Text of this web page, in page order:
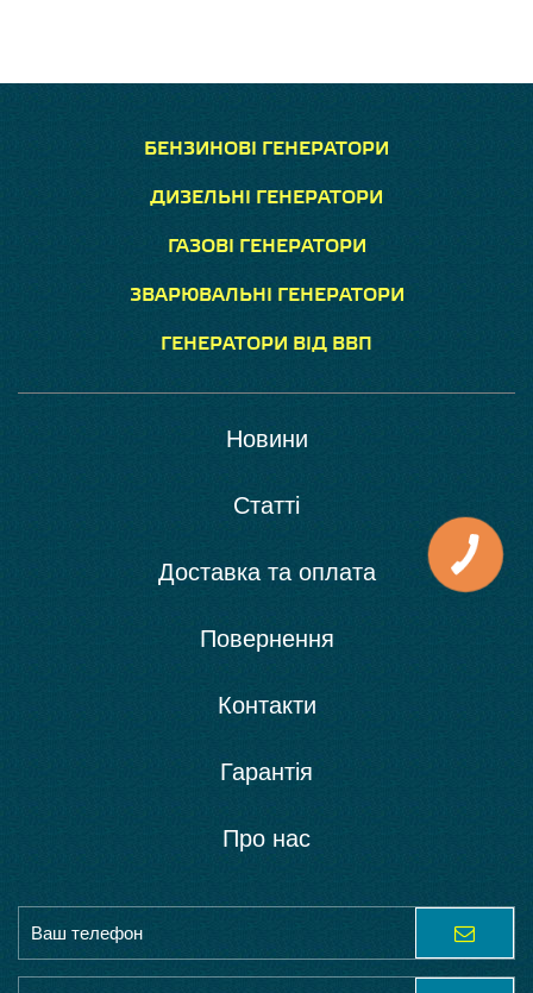
БЕНЗИНОВІ ГЕНЕРАТОРИ
ДИЗЕЛЬНІ ГЕНЕРАТОРИ
ГАЗОВІ ГЕНЕРАТОРИ
ЗВАРЮВАЛЬНІ ГЕНЕРАТОРИ
ГЕНЕРАТОРИ ВІД ВВП
Новини
Статті
Доставка та оплата
Повернення
Контакти
Гарантія
Про нас